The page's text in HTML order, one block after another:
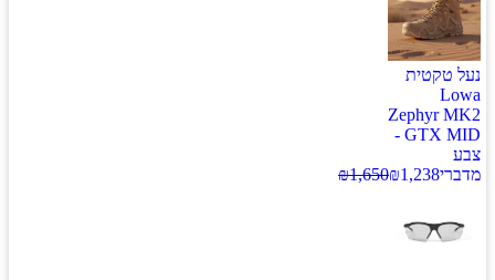
נעל טקטית
Lowa
Zephyr MK2
GTX MID -
צבע
מדברי
₪1,238
₪1,650